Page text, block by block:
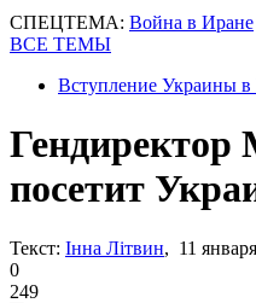
СПЕЦТЕМА: Война в Иране
ВСЕ ТЕМЫ
Вступление Украины
посетит
Текст: Інна Літвин, 11
0
249